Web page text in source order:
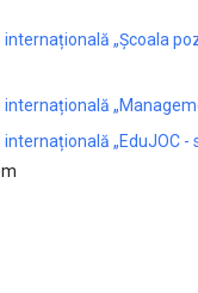
„Școala
„EduJOC